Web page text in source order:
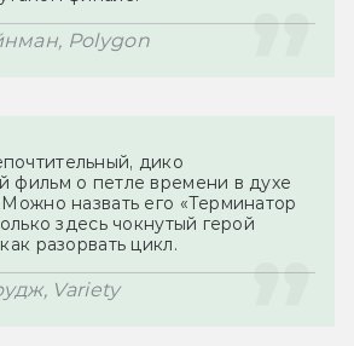
дико
фильм о петле времени в духе
назвать его «Терминатор
здесь чокнутый герой
— Питер Дебрудж, Variety